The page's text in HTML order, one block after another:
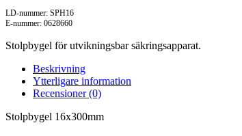
LD-nummer: SPH16
E-nummer: 0628660
Stolpbygel för utvikningsbar säkringsapparat.
Beskrivning
Ytterligare information
Recensioner (0)
Stolpbygel 16x300mm